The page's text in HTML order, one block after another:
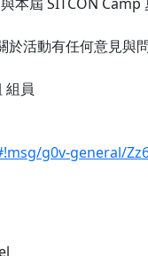
活動有任何意見與
組員
g0v-general/